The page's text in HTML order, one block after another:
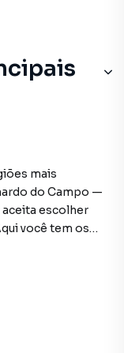
mais
do Campo —
aceita escolher
você tem os
que você